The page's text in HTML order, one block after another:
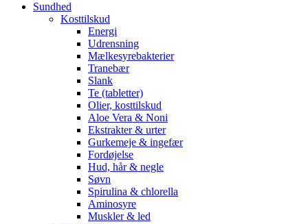
Sundhed
Kosttilskud
Energi
Udrensning
Mælkesyrebakterier
Tranebær
Slank
Te (tabletter)
Olier, kosttilskud
Aloe Vera & Noni
Ekstrakter & urter
Gurkemeje & ingefær
Fordøjelse
Hud, hår & negle
Søvn
Spirulina & chlorella
Aminosyre
Muskler & led